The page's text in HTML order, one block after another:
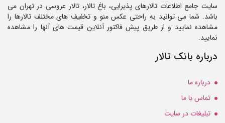
سایت جامع اطلاعات تالارهای پذیرایی، باغ تالار، تالار عروسی در تهران می
باشد. شما می توانید به راحتی عکس منو و تخفیف های مختلف تالارها را
مشاهده نمایید و از طریق پیش فاکتور آنلاین قیمت های آنها را مشاهده
نمایید.
درباره بانک تالار
درباره ما
تماس با ما
تبلیغات در سایت